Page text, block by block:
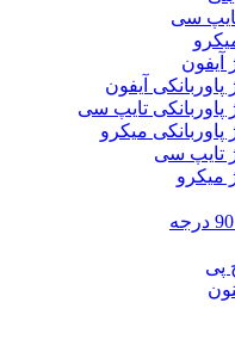
آیفون
آیفون
پاوربانکی تایپ سی
پاوربانکی میکرو
تایپ سی
میکرو
پی